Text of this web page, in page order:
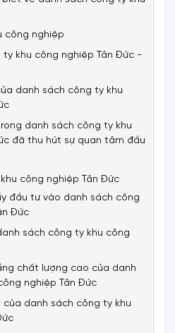
công nghiệp
ty khu công nghiệp Tân Đức -
danh sách công ty khu
Đức
danh sách công ty khu
đã thu hút sự quan tâm đầu
công nghiệp Tân Đức
đầu tư vào danh sách công
Đức
sách công ty khu công
chất lượng cao của danh
nghiệp Tân Đức
của danh sách công ty khu